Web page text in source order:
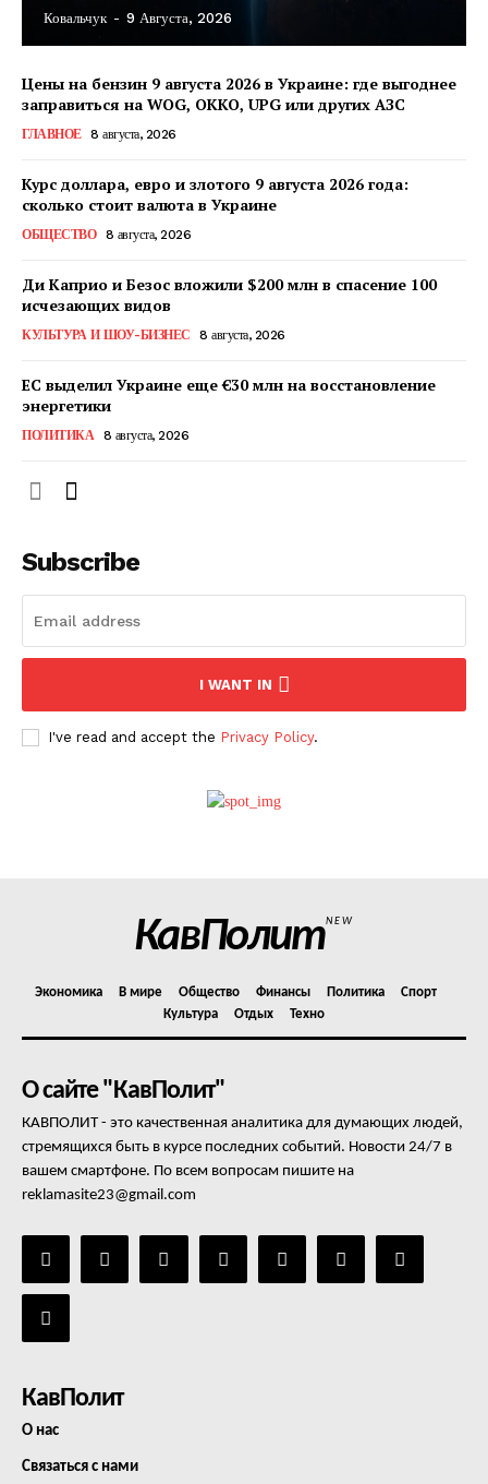
КавПолит
Контакты
Ковальчук - 9 Августа, 2026
Цены на бензин 9 августа 2026 в Украине: где выгоднее
заправиться на WOG, OKKO, UPG или других АЗС
ГЛАВНОЕ 8 августа, 2026
Курс доллара, евро и злотого 9 августа 2026 года:
сколько стоит валюта в Украине
ОБЩЕСТВО 8 августа, 2026
Ди Каприо и Безос вложили $200 млн в спасение 100
исчезающих видов
КУЛЬТУРА И ШОУ-БИЗНЕС 8 августа, 2026
ЕС выделил Украине еще €30 млн на восстановление
энергетики
ПОЛИТИКА 8 августа, 2026
Subscribe
I WANT IN
I've read and accept the Privacy Policy.
КавПолитNEW
Экономика В мире Общество Финансы Политика
Спорт
Культура
Отдых Техно
О сайте "КавПолит"
КАВПОЛИТ - это качественная аналитика для думающих людей,
стремящихся быть в курсе последних событий. Новости 24/7 в
вашем смартфоне. По всем вопросам пишите на
reklamasite23@gmail.com
КавПолит
О нас
Связаться с нами